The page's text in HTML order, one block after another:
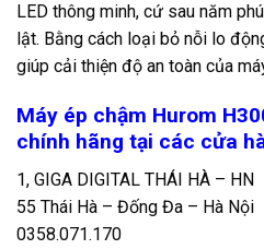
LED thông minh, cứ sau năm
lật. Bằng cách loại bỏ nỗi lo
giúp cải thiện độ an toàn của
Máy ép chậm Hurom
chính hãng tại các cửa
1, GIGA DIGITAL THÁI HÀ – HN
55 Thái Hà – Đống Đa – Hà Nội
0358.071.170